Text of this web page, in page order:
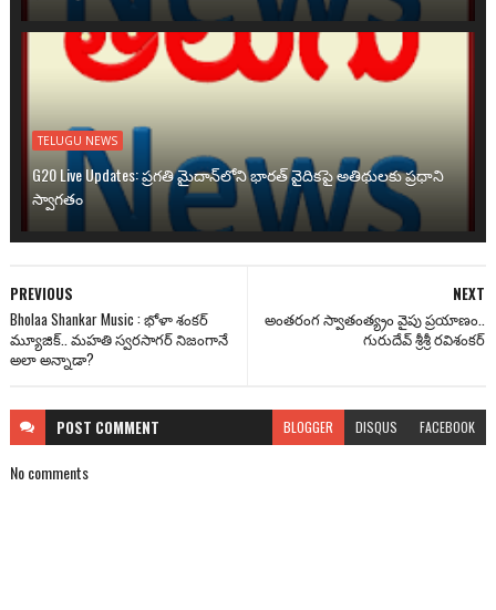
TELUGU NEWS
G20 Live Updates: ప్రగతి మైదాన్‌లోని భారత్ వైదికపై అతిథులకు ప్రధాని
స్వాగతం
NEXT
అంతరంగ స్వాతంత్య్రం వైపు ప్రయాణం..
గురుదేవ్ శ్రీశ్రీ రవిశంకర్
PREVIOUS
Bholaa Shankar Music : భోళా శంకర్
మ్యూజిక్.. మహతి స్వరసాగర్ నిజంగానే
అలా అన్నాడా?
POST COMMENT BLOGGER DISQUS FACEBOOK
No comments